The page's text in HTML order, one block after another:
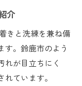
介
きと洗練を兼ね備
す。鈴鹿市のよう
れが目立ちにく
ています。